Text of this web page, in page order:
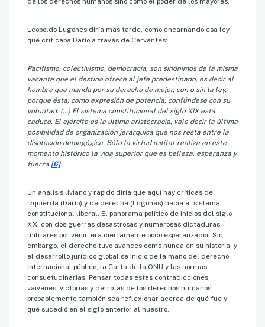
Leopoldo Lugones diría más tarde, como encarnando esa ley
que criticaba Darío a través de Cervantes:
Pacifismo, colectivismo, democracia, son sinónimos de la misma
vacante que el destino ofrece al jefe predestinado, es decir al
hombre que manda por su derecho de mejor, con o sin la ley,
porque ésta, como expresión de potencia, confúndese con su
voluntad. (…) El sistema constitucional del siglo XIX está
caduco. El ejército es la última aristocracia, vale decir la última
posibilidad de organización jerárquica que nos resta entre la
disolución demagógica. Sólo la virtud militar realiza en este
momento histórico la vida superior que es belleza, esperanza y
fuerza.[6]
Un análisis liviano y rápido diría que aquí hay críticas de
izquierda (Darío) y de derecha (Lugones) hacia el sistema
constitucional liberal. El panorama político de inicios del siglo
XX, con dos guerras desastrosas y numerosas dictaduras
militares por venir, era ciertamente poco esperanzador. Sin
embargo, el derecho tuvo avances como nunca en su historia, y
el desarrollo jurídico global se inició de la mano del derecho
internacional público, la Carta de la ONU y las normas
consuetudinarias. Pensar todas estas contradicciones,
vaivenes, victorias y derrotas de los derechos humanos
probablemente también sea reflexionar acerca de qué fue y
qué sucedió en el siglo anterior al nuestro.